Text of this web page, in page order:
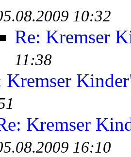
10:32
Re: Kremser
11:38
Kremser
Kremser
16:10